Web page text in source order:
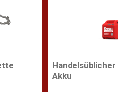
Handelsüblicher
Akku